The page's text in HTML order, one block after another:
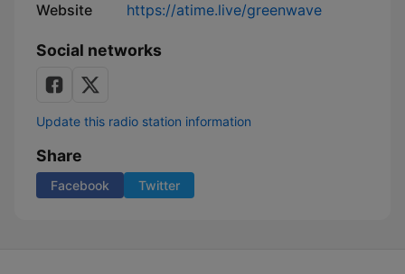
Website https://atime.live/greenwave
Social networks
Update this radio station information
Share
Facebook Twitter